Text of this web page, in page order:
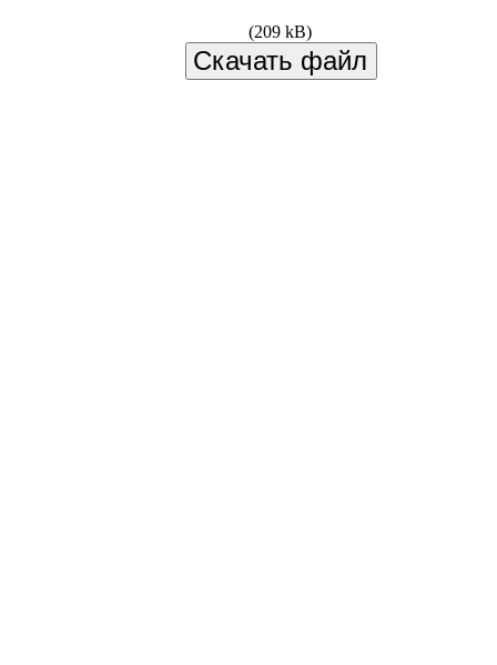
(209 kB)
Скачать файл